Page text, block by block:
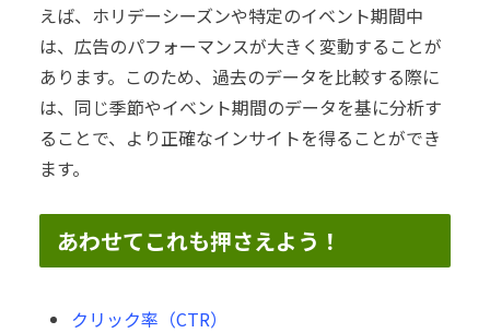
えば、ホリデーシーズンや特定のイベント期間中
は、広告のパフォーマンスが大きく変動することが
あります。このため、過去のデータを比較する際に
は、同じ季節やイベント期間のデータを基に分析す
ることで、より正確なインサイトを得ることができ
ます。
あわせてこれも押さえよう！
クリック率（CTR）